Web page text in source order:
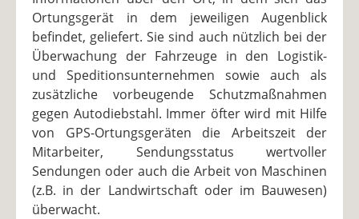
Ortungsgerät in dem jeweiligen Augenblick
befindet, geliefert. Sie sind auch nützlich bei der
Überwachung der Fahrzeuge in den Logistik-
und Speditionsunternehmen sowie auch als
zusätzliche vorbeugende Schutzmaßnahmen
gegen Autodiebstahl. Immer öfter wird mit Hilfe
von GPS-Ortungsgeräten die Arbeitszeit der
Mitarbeiter, Sendungsstatus wertvoller
Sendungen oder auch die Arbeit von Maschinen
(z.B. in der Landwirtschaft oder im Bauwesen)
überwacht.